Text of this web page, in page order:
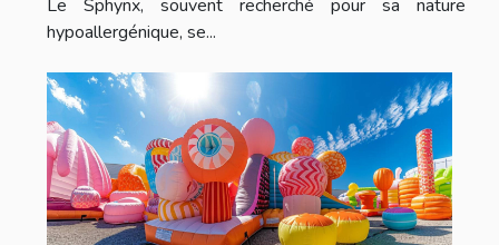
Le Sphynx, souvent recherché pour sa nature
hypoallergénique, se...